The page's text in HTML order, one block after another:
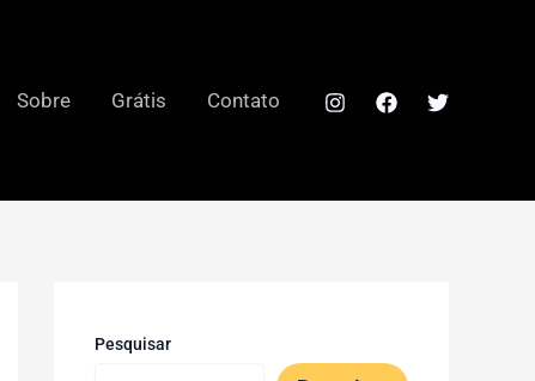
Sobre Grátis Contato
Pesquisar